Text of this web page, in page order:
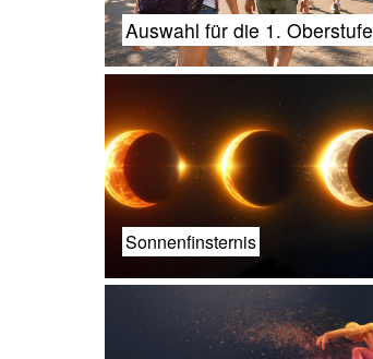
Auswahl für die 1. Oberstufe
Sonnenfinsternis